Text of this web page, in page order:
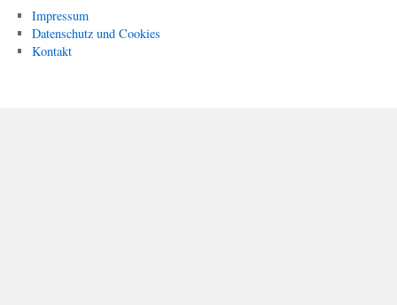
Impressum
Datenschutz und Cookies
Kontakt